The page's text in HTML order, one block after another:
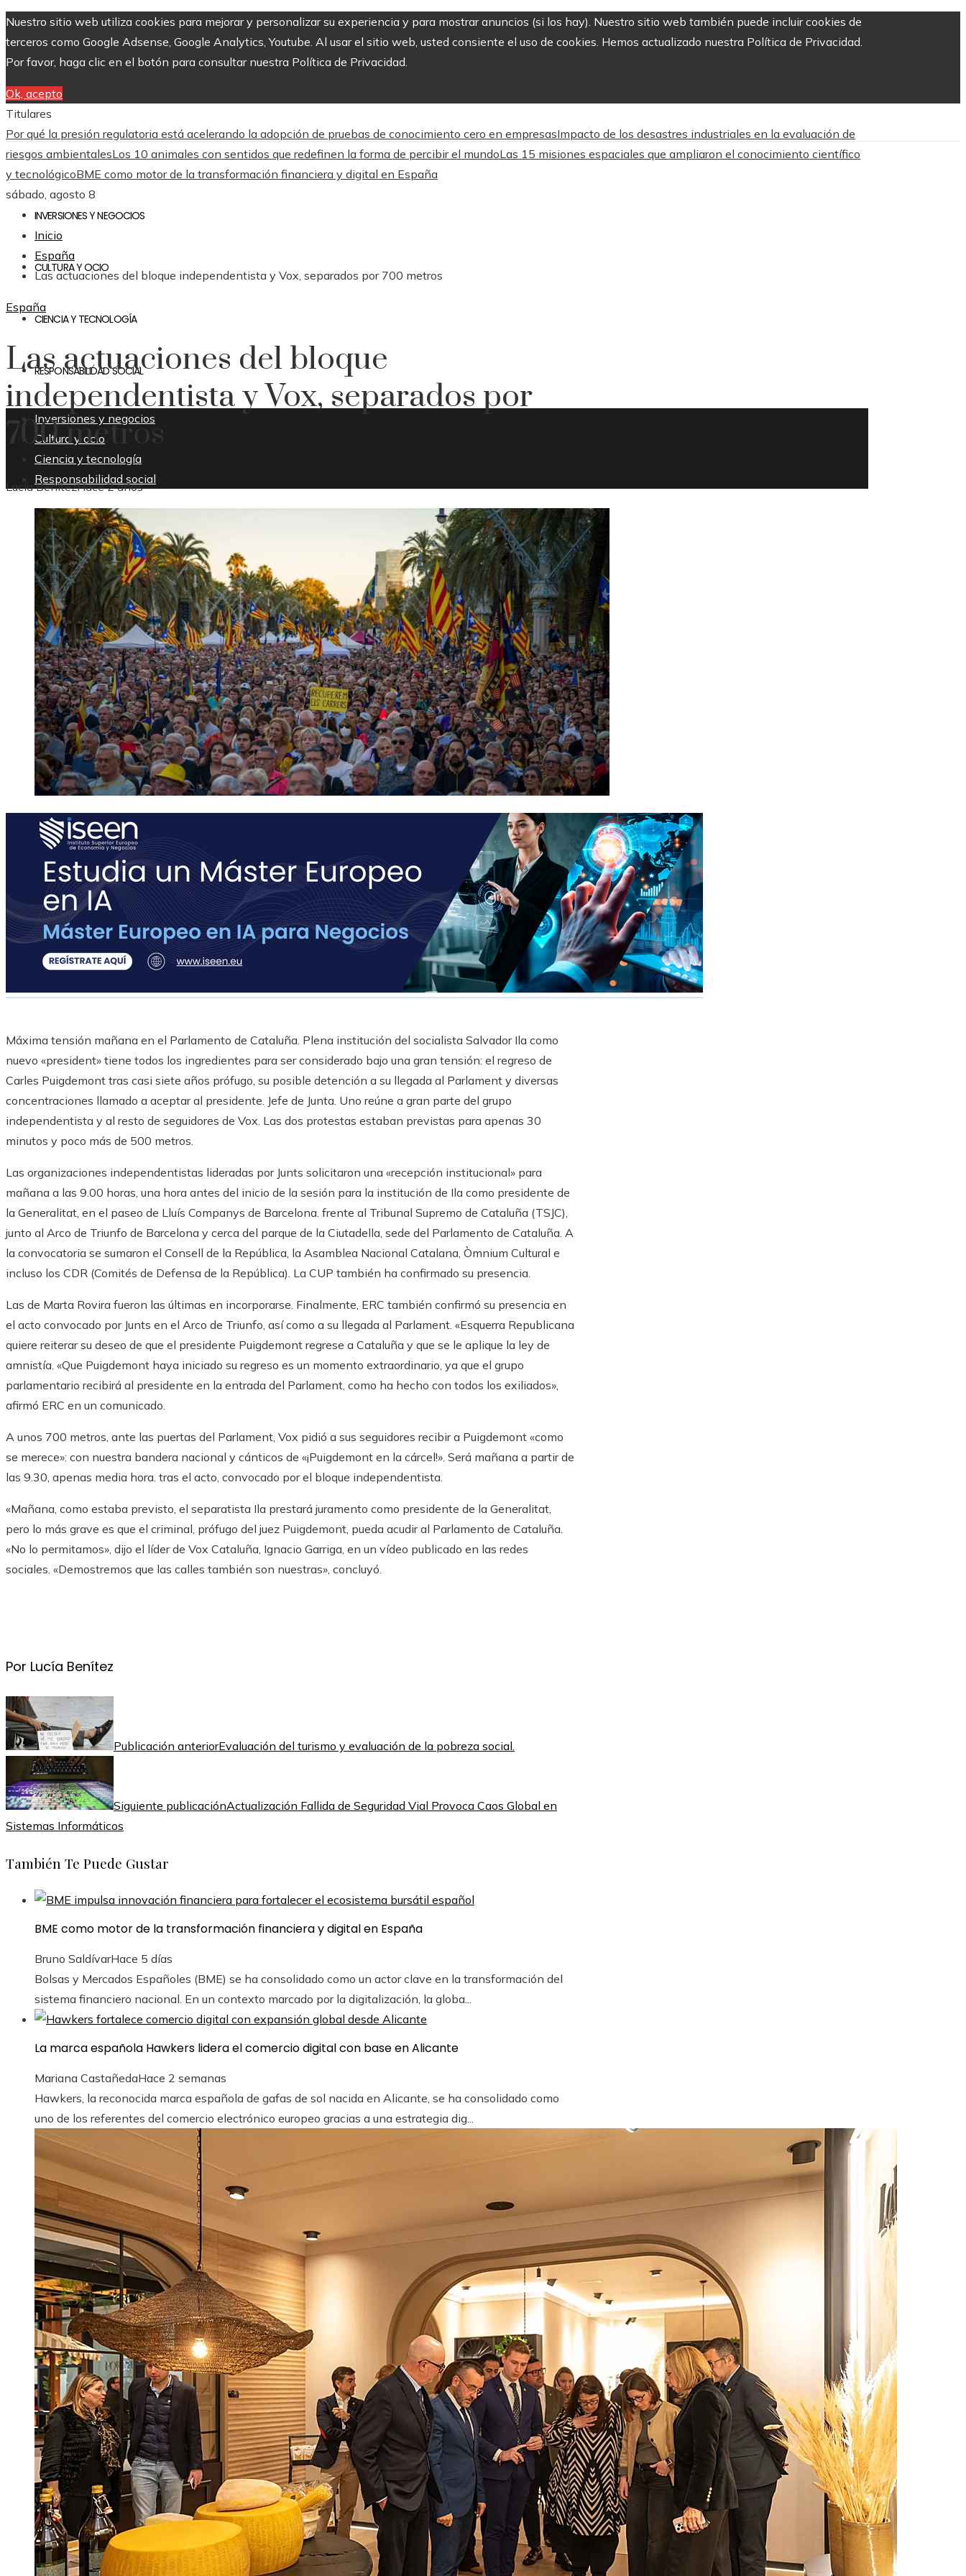
Nuestro sitio web utiliza cookies para mejorar y personalizar su experiencia y para mostrar anuncios (si los hay). Nuestro sitio web también puede incluir cookies de
terceros como Google Adsense, Google Analytics, Youtube. Al usar el sitio web, usted consiente el uso de cookies. Hemos actualizado nuestra Política de Privacidad.
Por favor, haga clic en el botón para consultar nuestra Política de Privacidad.
Ok, acepto
Titulares
Por qué la presión regulatoria está acelerando la adopción de pruebas de conocimiento cero en empresasImpacto de los desastres industriales en la evaluación de
riesgos ambientalesLos 10 animales con sentidos que redefinen la forma de percibir el mundoLas 15 misiones espaciales que ampliaron el conocimiento científico
y tecnológicoBME como motor de la transformación financiera y digital en España
sábado, agosto 8
INVERSIONES Y NEGOCIOS
CULTURA Y OCIO
CIENCIA Y TECNOLOGÍA
RESPONSABILIDAD SOCIAL
Inversiones y negocios
Cultura y ocio
Ciencia y tecnología
Responsabilidad social
Inicio
España
Las actuaciones del bloque independentista y Vox, separados por 700 metros
España
Las actuaciones del bloque
independentista y Vox, separados por
700 metros
Lucía BenítezHace 2 años
Máxima tensión mañana en el Parlamento de Cataluña. Plena institución del socialista Salvador Ila como
nuevo «president» tiene todos los ingredientes para ser considerado bajo una gran tensión: el regreso de
Carles Puigdemont tras casi siete años prófugo, su posible detención a su llegada al Parlament y diversas
concentraciones llamado a aceptar al presidente. Jefe de Junta. Uno reúne a gran parte del grupo
independentista y al resto de seguidores de Vox. Las dos protestas estaban previstas para apenas 30
minutos y poco más de 500 metros.
Las organizaciones independentistas lideradas por Junts solicitaron una «recepción institucional» para
mañana a las 9.00 horas, una hora antes del inicio de la sesión para la institución de Ila como presidente de
la Generalitat, en el paseo de Lluís Companys de Barcelona. ​​frente al Tribunal Supremo de Cataluña (TSJC),
junto al Arco de Triunfo de Barcelona y cerca del parque de la Ciutadella, sede del Parlamento de Cataluña. A
la convocatoria se sumaron el Consell de la República, la Asamblea Nacional Catalana, Òmnium Cultural e
incluso los CDR (Comités de Defensa de la República). La CUP también ha confirmado su presencia.
Las de Marta Rovira fueron las últimas en incorporarse. Finalmente, ERC también confirmó su presencia en
el acto convocado por Junts en el Arco de Triunfo, así como a su llegada al Parlament. «Esquerra Republicana
quiere reiterar su deseo de que el presidente Puigdemont regrese a Cataluña y que se le aplique la ley de
amnistía. «Que Puigdemont haya iniciado su regreso es un momento extraordinario, ya que el grupo
parlamentario recibirá al presidente en la entrada del Parlament, como ha hecho con todos los exiliados»,
afirmó ERC en un comunicado.
A unos 700 metros, ante las puertas del Parlament, Vox pidió a sus seguidores recibir a Puigdemont «como
se merece»: con nuestra bandera nacional y cánticos de «¡Puigdemont en la cárcel!». Será mañana a partir de
las 9.30, apenas media hora. tras el acto, convocado por el bloque independentista.
«Mañana, como estaba previsto, el separatista Ila prestará juramento como presidente de la Generalitat,
pero lo más grave es que el criminal, prófugo del juez Puigdemont, pueda acudir al Parlamento de Cataluña.
«No lo permitamos», dijo el líder de Vox Cataluña, Ignacio Garriga, en un vídeo publicado en las redes
sociales. «Demostremos que las calles también son nuestras», concluyó.
Por Lucía Benítez
Publicación anteriorEvaluación del turismo y evaluación de la pobreza social.
Siguiente publicaciónActualización Fallida de Seguridad Vial Provoca Caos Global en
Sistemas Informáticos
También Te Puede Gustar
BME como motor de la transformación financiera y digital en España
Bruno SaldívarHace 5 días
Bolsas y Mercados Españoles (BME) se ha consolidado como un actor clave en la transformación del
sistema financiero nacional. En un contexto marcado por la digitalización, la globa...
La marca española Hawkers lidera el comercio digital con base en Alicante
Mariana CastañedaHace 2 semanas
Hawkers, la reconocida marca española de gafas de sol nacida en Alicante, se ha consolidado como
uno de los referentes del comercio electrónico europeo gracias a una estrategia dig...